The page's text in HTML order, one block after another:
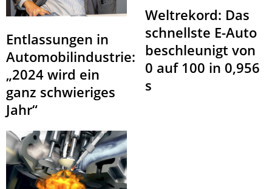
Entlassungen in
Automobilindustrie:
„2024 wird ein
ganz schwieriges
Jahr“
Weltrekord: Das
schnellste E-Auto
beschleunigt von
0 auf 100 in 0,956
s